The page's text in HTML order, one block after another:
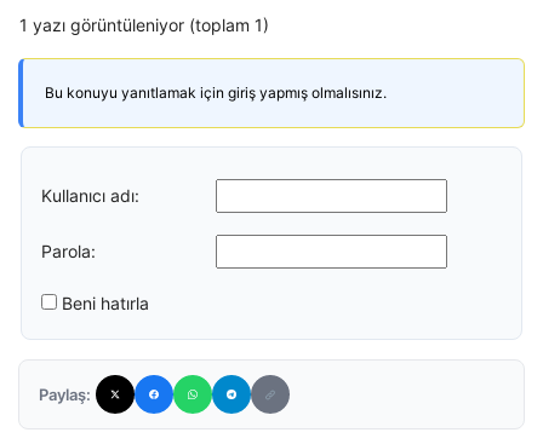
1 yazı görüntüleniyor (toplam 1)
Bu konuyu yanıtlamak için giriş yapmış olmalısınız.
Kullanıcı adı:
Parola:
Beni hatırla
Paylaş: